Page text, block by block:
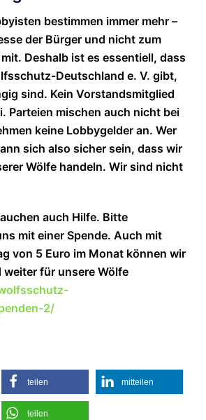
bestimmen immer mehr –
der Bürger und nicht zum
Deshalb ist es essentiell, dass
Deutschland e. V. gibt,
sind. Kein Vorstandsmitglied
Parteien mischen auch nicht bei
keine Lobbygelder an. Wer
sich also sicher sein, dass wir
Wölfe handeln. Wir sind nicht
auch Hilfe. Bitte
mit einer Spende. Auch mit
von 5 Euro im Monat können wir
für unsere Wölfe
2/
teilen mitteilen
teilen